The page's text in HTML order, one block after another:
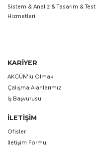
Sistem & Analiz & Tasarım & Test
Hizmetleri
KARIYER
AKGÜN'lü Olmak
Çalışma Alanlarımız
İş Başvurusu
İLETIŞIM
Ofisler
İletişim Formu